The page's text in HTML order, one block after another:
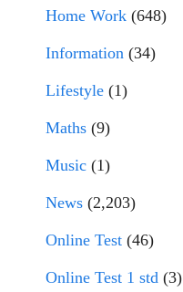
Home Work (648)
Information (34)
Lifestyle (1)
Maths (9)
Music (1)
News (2,203)
Online Test (46)
Online Test 1 std (3)